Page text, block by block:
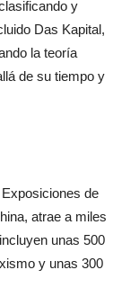
y
Das Kapital,
la teoría
de su tiempo y
de
atrae a miles
unas 500
y unas 300